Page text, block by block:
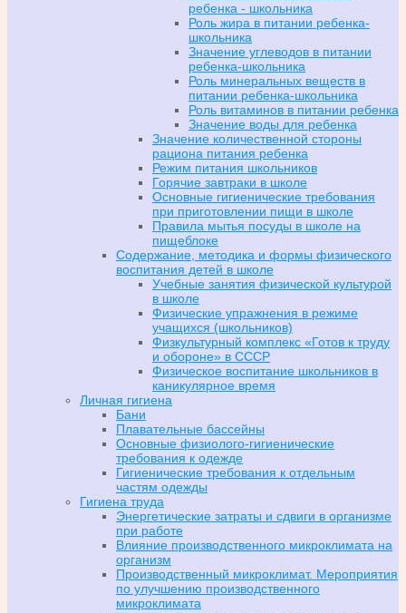
ребенка - школьника
Роль жира в питании ребенка-
школьника
Значение углеводов в питании
ребенка-школьника
Роль минеральных веществ в
питании ребенка-школьника
Роль витаминов в питании ребенка
Значение воды для ребенка
Значение количественной стороны
рациона питания ребенка
Режим питания школьников
Горячие завтраки в школе
Основные гигиенические требования
при приготовлении пищи в школе
Правила мытья посуды в школе на
пищеблоке
Содержание, методика и формы физического
воспитания детей в школе
Учебные занятия физической культурой
в школе
Физические упражнения в режиме
учащихся (школьников)
Физкультурный комплекс «Готов к труду
и обороне» в СССР
Физическое воспитание школьников в
каникулярное время
Личная гигиена
Бани
Плавательные бассейны
Основные физиолого-гигиенические
требования к одежде
Гигиенические требования к отдельным
частям одежды
Гигиена труда
Энергетические затраты и сдвиги в организме
при работе
Влияние производственного микроклимата на
организм
Производственный микроклимат. Мероприятия
по улучшению производственного
микроклимата